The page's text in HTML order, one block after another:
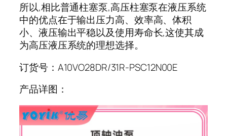
所以,相比普通柱塞泵,高压柱塞泵在液压系统
中的优点在于输出压力高、效率高、体积
小、液压输出平稳以及使用寿命长,这使其成
为高压液压系统的理想选择。
订货号：A10VO28DR/31R-PSC12N00E
产品详图：